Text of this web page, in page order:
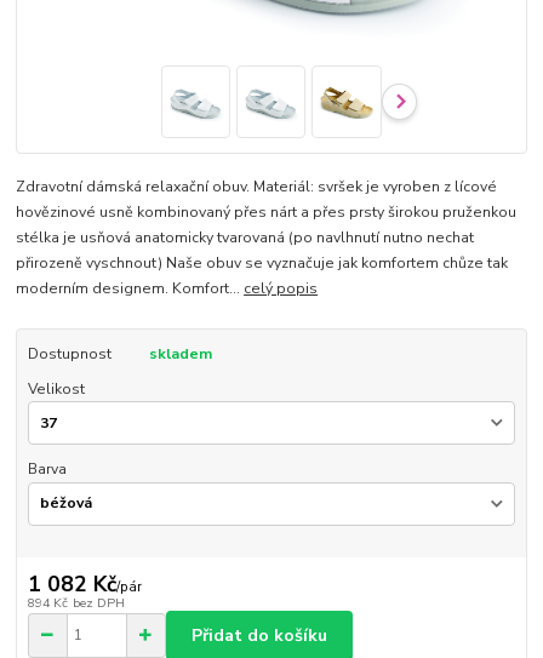
Zdravotní dámská relaxační obuv. Materiál: svršek je vyroben z lícové
hovězinové usně kombinovaný přes nárt a přes prsty širokou pruženkou
stélka je usňová anatomicky tvarovaná (po navlhnutí nutno nechat
přirozeně vyschnout) Naše obuv se vyznačuje jak komfortem chůze tak
moderním designem. Komfort... celý popis
Dostupnost
skladem
Velikost
Barva
1 082 Kč/pár
894 Kč bez DPH
Přidat do košíku